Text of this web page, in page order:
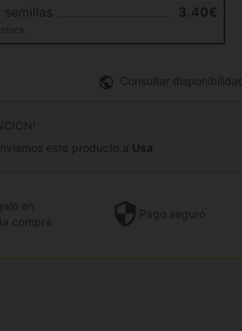
semillas 3.40€
stock
Consultar
este producto a Usa
en
compra
Pago seguro